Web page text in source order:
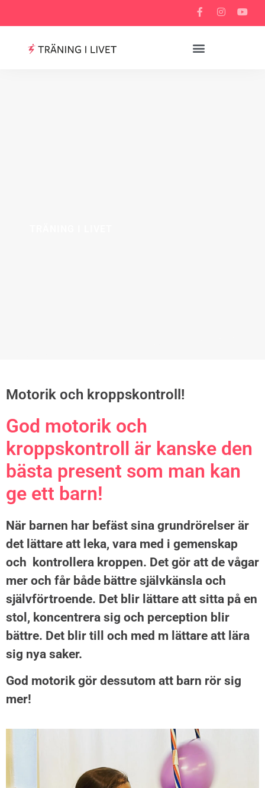
Motorik och kroppskontroll!
God motorik och
kroppskontroll är kanske den
bästa present som man kan
ge ett barn!
När barnen har befäst sina grundrörelser är
det lättare att leka, vara med i gemenskap
och kontrollera kroppen. Det gör att de vågar
mer och får både bättre självkänsla och
självförtroende. Det blir lättare att sitta på en
stol, koncentrera sig och perception blir
bättre. Det blir till och med m lättare att lära
sig nya saker.
God motorik gör dessutom att barn rör sig
mer!